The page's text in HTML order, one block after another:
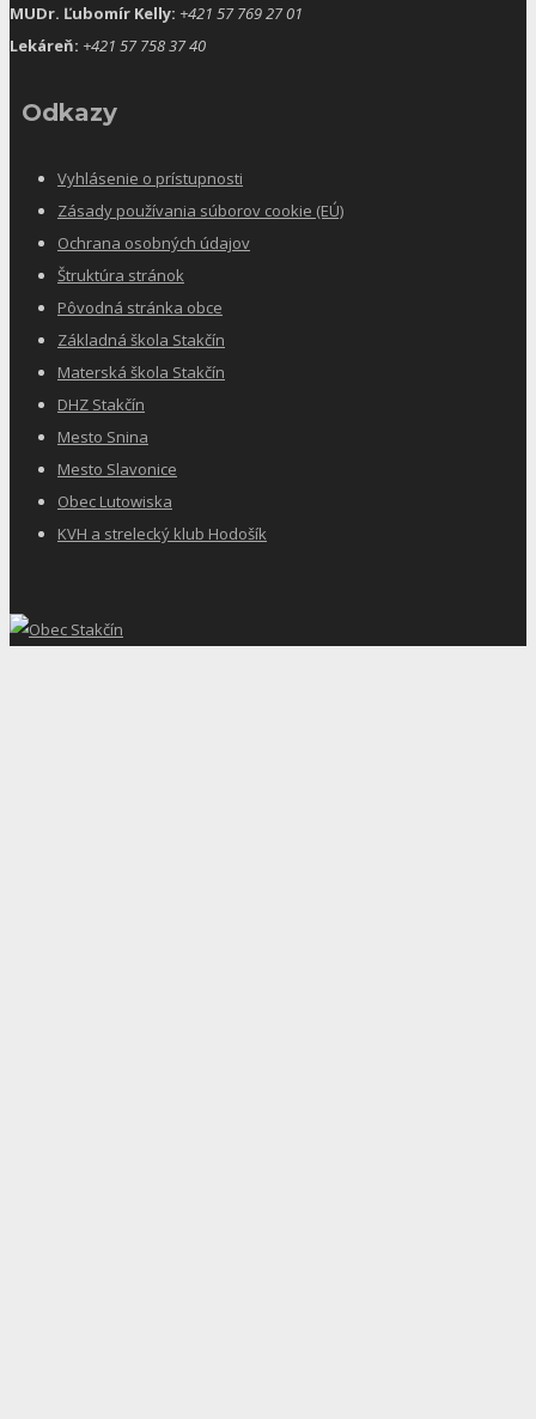
MUDr. Ľubomír Kelly: +421 57 769 27 01
Lekáreň: +421 57 758 37 40
Odkazy
Vyhlásenie o prístupnosti
Zásady používania súborov cookie (EÚ)
Ochrana osobných údajov
Štruktúra stránok
Pôvodná stránka obce
Základná škola Stakčín
Materská škola Stakčín
DHZ Stakčín
Mesto Snina
Mesto Slavonice
Obec Lutowiska
KVH a strelecký klub Hodošík